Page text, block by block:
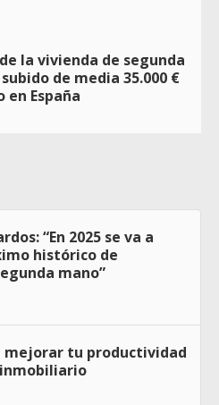
la vivienda de segunda
de media 35.000 €
en España
“En 2025 se va a
histórico de
mano”
mejorar tu productividad